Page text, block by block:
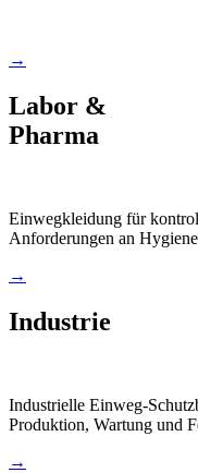
→
Labor &
Pharma
Einwegkleidung für
Anforderungen an
→
Industrie
Industrielle Einweg-
Produktion, Wartung und
→